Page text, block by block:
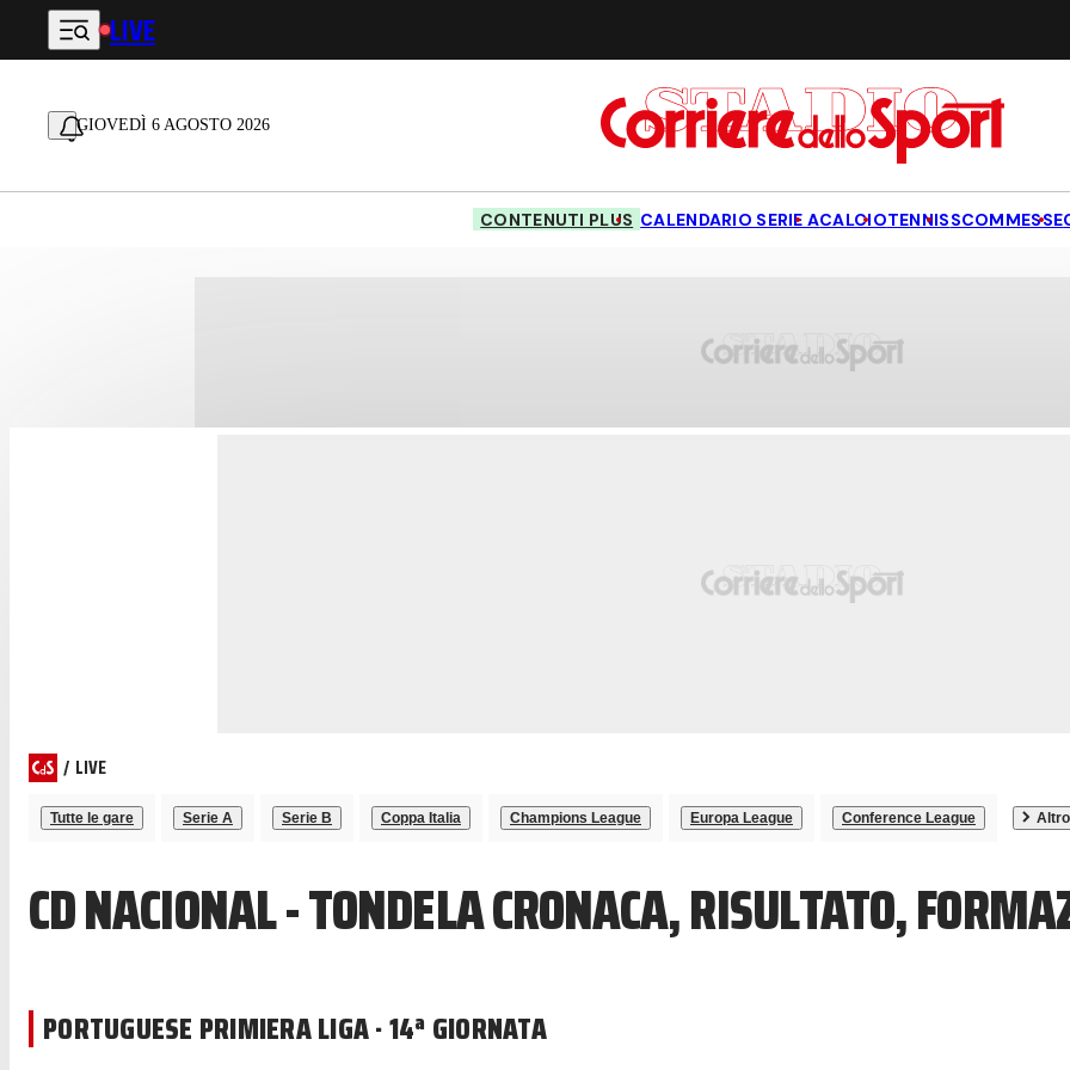
Vai al contenuto principale
LIVE
GIOVEDÌ 6 AGOSTO 2026
CONTENUTI PLUS CALENDARIO SERIE ACALCIOTENNISSCOMMESSE
/ LIVE
Tutte le gare Serie A Serie B Coppa Italia Champions League Europa League Conference League Altro
CD NACIONAL - TONDELA CRONACA, RISULTATO,
PORTUGUESE PRIMIERA LIGA · 14ª GIORNATA